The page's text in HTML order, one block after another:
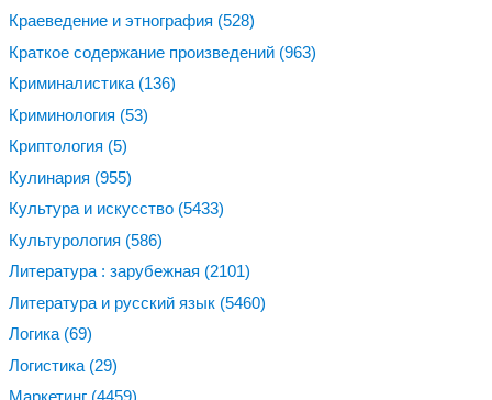
Краеведение и этнография (528)
Краткое содержание произведений (963)
Криминалистика (136)
Криминология (53)
Криптология (5)
Кулинария (955)
Культура и искусство (5433)
Культурология (586)
Литература : зарубежная (2101)
Литература и русский язык (5460)
Логика (69)
Логистика (29)